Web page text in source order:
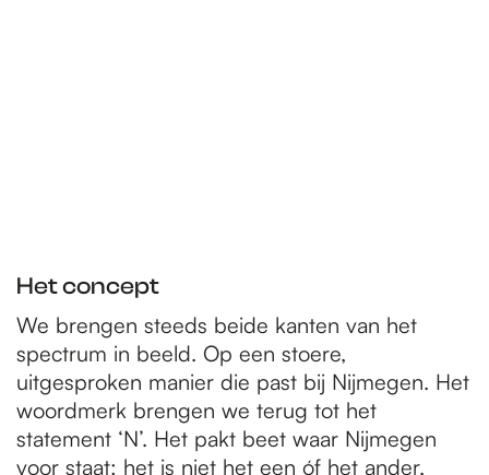
Het concept
We brengen steeds beide kanten van het
spectrum in beeld. Op een stoere,
uitgesproken manier die past bij Nijmegen. Het
woordmerk brengen we terug tot het
statement ‘N’. Het pakt beet waar Nijmegen
voor staat: het is niet het een óf het ander,